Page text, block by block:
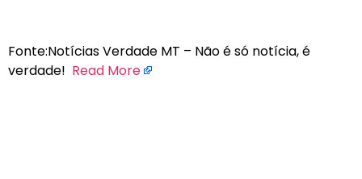
Fonte:Notícias Verdade MT – Não é só notícia, é
verdade! Read More